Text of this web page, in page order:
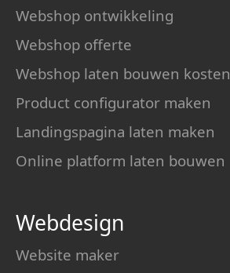
Webshop ontwikkeling
Webshop offerte
Webshop laten bouwen kosten
Product configurator maken
Landingspagina laten maken
Online platform laten bouwen
Webdesign
Website maker